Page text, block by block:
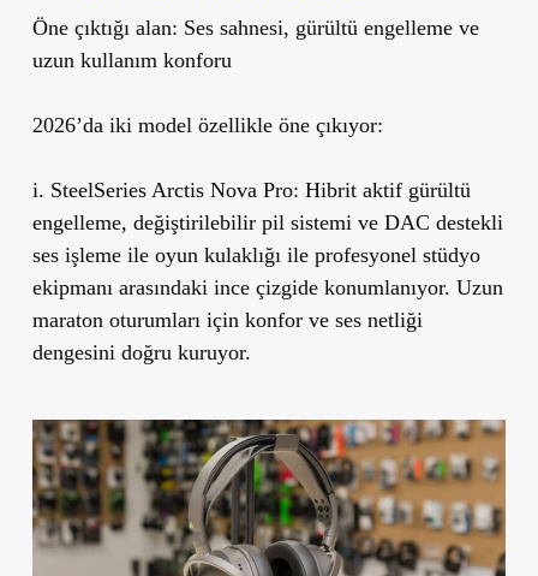
Öne çıktığı alan: Ses sahnesi, gürültü engelleme ve
uzun kullanım konforu
2026’da iki model özellikle öne çıkıyor:
i. SteelSeries Arctis Nova Pro: Hibrit aktif gürültü
engelleme, değiştirilebilir pil sistemi ve DAC destekli
ses işleme ile oyun kulaklığı ile profesyonel stüdyo
ekipmanı arasındaki ince çizgide konumlanıyor. Uzun
maraton oturumları için konfor ve ses netliği
dengesini doğru kuruyor.